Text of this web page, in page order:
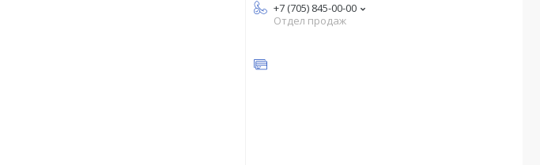
+7 (705) 845-00-00
Отдел продаж